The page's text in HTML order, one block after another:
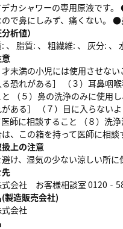
カシャワーの専用原液です
で鼻にしみず、痛くない。 ●
析値）
、 脂質: 、 粗繊維: 、 灰分: 、
才未満の小児には使用させな
恐れがある］ （３）耳鼻咽
（５）鼻の洗浄のみに使用
ある］ （７）目に入らない
師に相談すること （８）洗
、この箱を持って医師に相談
上の注意
け、湿気の少ない涼しい所に
式会社 お客様相談室
製造販売会社)
会社